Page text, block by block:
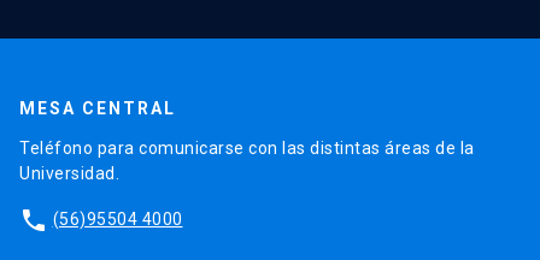
MESA CENTRAL
Teléfono para comunicarse con las distintas áreas de la
Universidad.
phone (56)95504 4000